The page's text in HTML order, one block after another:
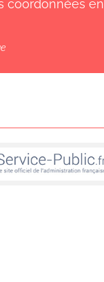
coordonnées en